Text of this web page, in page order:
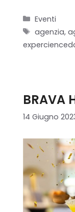
Categorie
Eventi
Tag
agenzia,
BRAVA
14 Giugno